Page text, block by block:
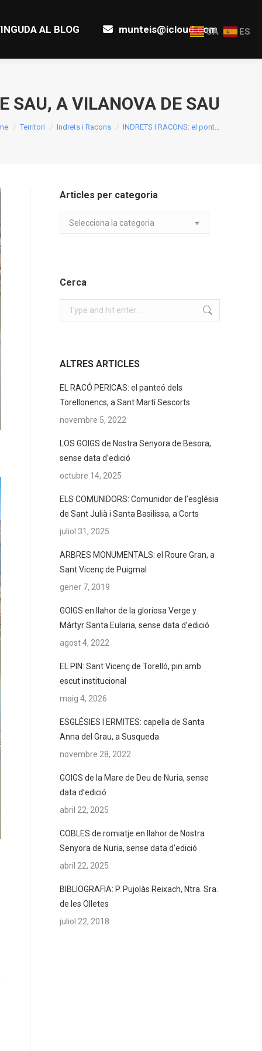
AL BLOG munteis@icloud.com
SAU, A VILANOVA DE SAU
are here:
Territori Indrets i Racons INDRETS I RACONS: el pont…
Articles per categoria
Articles
per
Cerca
Search:
ALTRES ARTICLES
EL RACÓ PERICAS: el panteó dels
Torellonencs, a Sant Martí Sescorts
novembre 5, 2022
LOS GOIGS de Nostra Senyora de Besora,
sense data d’edició
octubre 14, 2025
ELS COMUNIDORS: Comunidor de l’església
de Sant Julià i Santa Basilissa, a Corts
juliol 31, 2025
ARBRES MONUMENTALS: el Roure Gran, a
Sant Vicenç de Puigmal
gener 7, 2019
GOIGS en llahor de la gloriosa Verge y
Mártyr Santa Eularia, sense data d’edició
agost 4, 2022
EL PIN: Sant Vicenç de Torelló, pin amb
escut institucional
maig 4, 2026
ESGLÉSIES I ERMITES: capella de Santa
Anna del Grau, a Susqueda
novembre 28, 2022
GOIGS de la Mare de Deu de Nuria, sense
data d’edició
abril 22, 2025
COBLES de romiatje en llahor de Nostra
Senyora de Nuria, sense data d’edició
abril 22, 2025
BIBLIOGRAFIA: P. Pujolàs Reixach, Ntra. Sra.
de les Olletes
juliol 22, 2018
CA ES